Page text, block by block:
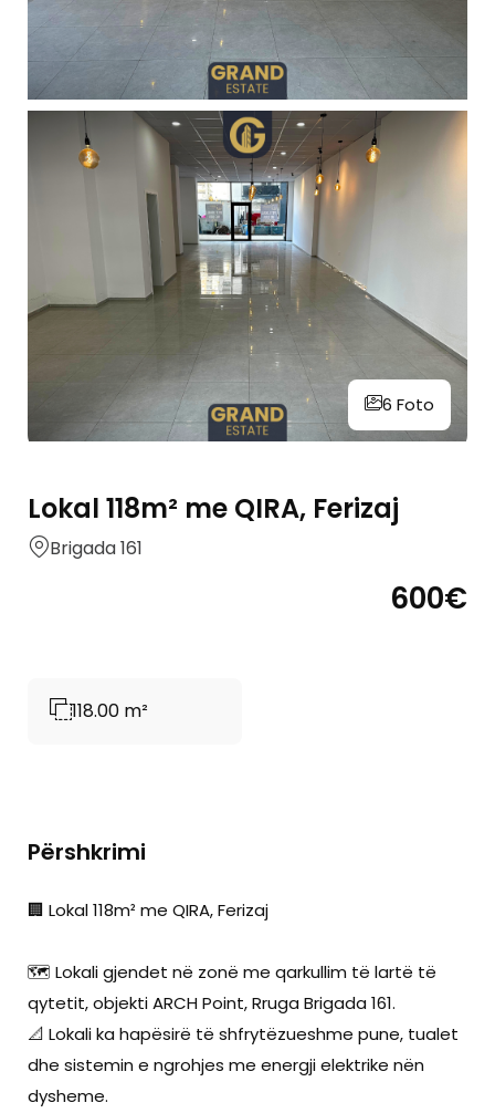
6 Foto
Lokal 118m² me QIRA, Ferizaj
Brigada 161
600€
118.00 m²
Përshkrimi
🏢 Lokal 118m² me QIRA, Ferizaj
🗺️ Lokali gjendet në zonë me qarkullim të lartë të
qytetit, objekti ARCH Point, Rruga Brigada 161.
📐 Lokali ka hapësirë të shfrytëzueshme pune, tualet
dhe sistemin e ngrohjes me energji elektrike nën
dysheme.